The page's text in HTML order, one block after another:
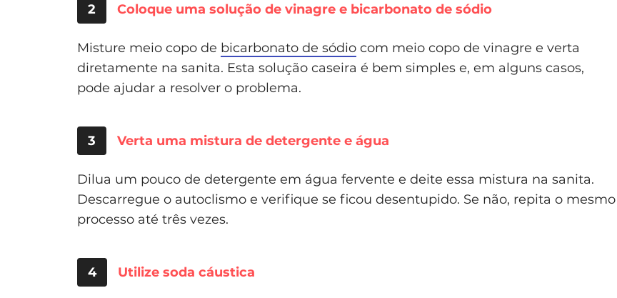
2 Coloque uma solução de vinagre e bicarbonato de sódio
Misture meio copo de bicarbonato de sódio com meio copo de vinagre e verta
diretamente na sanita. Esta solução caseira é bem simples e, em alguns casos,
pode ajudar a resolver o problema.
3 Verta uma mistura de detergente e água
Dilua um pouco de detergente em água fervente e deite essa mistura na sanita.
Descarregue o autoclismo e verifique se ficou desentupido. Se não, repita o mesmo
processo até três vezes.
4 Utilize soda cáustica